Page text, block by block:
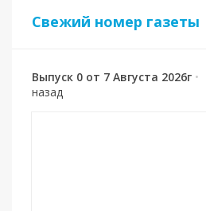
Свежий номер газеты
Выпуск 0 от 7 Августа 2026г •
назад